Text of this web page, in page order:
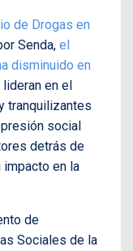
de Drogas en
Senda, el
disminuido en
en el
tranquilizantes
social
detrás de
impacto en la
de
Sociales de la